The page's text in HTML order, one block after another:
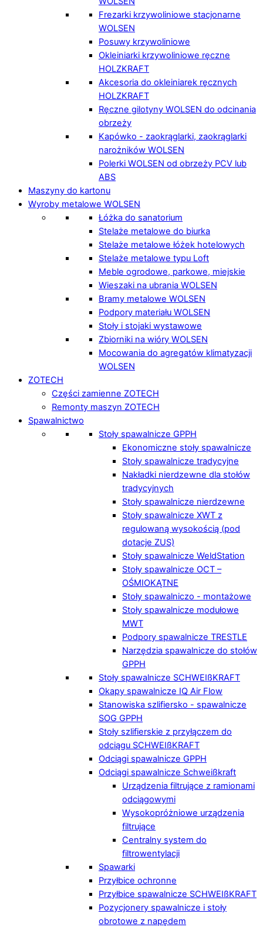
Frezarki krzywoliniowe stacjonarne
WOLSEN
Posuwy krzywoliniowe
Okleiniarki krzywoliniowe ręczne
HOLZKRAFT
Akcesoria do okleiniarek ręcznych
HOLZKRAFT
Ręczne gilotyny WOLSEN do odcinania
obrzeży
Kapówko - zaokrąglarki, zaokrąglarki
narożników WOLSEN
Polerki WOLSEN od obrzeży PCV lub
ABS
Maszyny do kartonu
Wyroby metalowe WOLSEN
Łóżka do sanatorium
Stelaże metalowe do biurka
Stelaże metalowe łóżek hotelowych
Stelaże metalowe typu Loft
Meble ogrodowe, parkowe, miejskie
Wieszaki na ubrania WOLSEN
Bramy metalowe WOLSEN
Podpory materiału WOLSEN
Stoły i stojaki wystawowe
Zbiorniki na wióry WOLSEN
Mocowania do agregatów klimatyzacji
WOLSEN
ZOTECH
Części zamienne ZOTECH
Remonty maszyn ZOTECH
Spawalnictwo
Stoły spawalnicze GPPH
Ekonomiczne stoły spawalnicze
Stoły spawalnicze tradycyjne
Nakładki nierdzewne dla stołów
tradycyjnych
Stoły spawalnicze nierdzewne
Stoły spawalnicze XWT z
regulowaną wysokością (pod
dotacje ZUS)
Stoły spawalnicze WeldStation
Stoły spawalnicze OCT –
OŚMIOKĄTNE
Stoły spawalniczo - montażowe
Stoły spawalnicze modułowe
MWT
Podpory spawalnicze TRESTLE
Narzędzia spawalnicze do stołów
GPPH
Stoły spawalnicze SCHWEIßKRAFT
Okapy spawalnicze IQ Air Flow
Stanowiska szlifiersko - spawalnicze
SOG GPPH
Stoły szlifierskie z przyłączem do
odciągu SCHWEIßKRAFT
Odciągi spawalnicze GPPH
Odciągi spawalnicze Schweißkraft
Urządzenia filtrujące z ramionami
odciągowymi
Wysokopróżniowe urządzenia
filtrujące
Centralny system do
filtrowentylacji
Spawarki
Przyłbice ochronne
Przyłbice spawalnicze SCHWEIßKRAFT
Pozycjonery spawalnicze i stoły
obrotowe z napędem